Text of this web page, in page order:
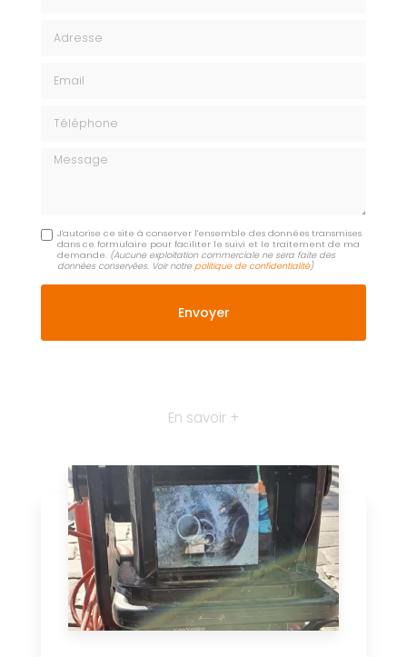
Message
J'autorise ce site à conserver l'ensemble des données transmises
dans ce formulaire pour faciliter le suivi et le traitement de ma
demande. (Aucune exploitation commerciale ne sera faite des
données conservées. Voir notrepolitique de confidentialité)
En savoir +